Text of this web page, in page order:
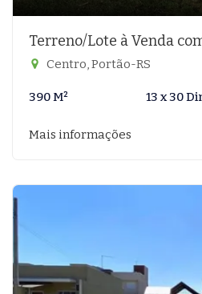
Terreno/Lote à Venda
Centro, Portão-RS
390 M² 13 x 30
Mais informações